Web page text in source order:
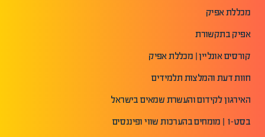
מכללת אפיק
אפיק בתקשורת
קורסים אונליין | מכללת אפיק
חוות דעת והמלצות תלמידים
האירגון לקידום והעשרת שמאים בישראל
בסט-1 | מומחים בהערכות שווי ופיננסים